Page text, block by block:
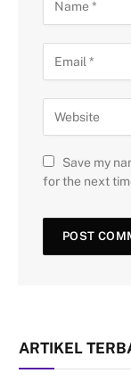
Save my
for the next
ARTIKEL